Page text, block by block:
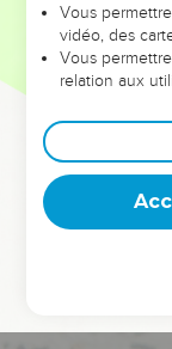
et les saisons
Dans cette
clés pour
deviennent vos
équipe, un
Vous
vidéo, des
Vous
relation aux